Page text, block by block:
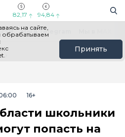
82,17 94,84
на сайте,
обрабатываем
Принять
Мы в Telegram
16+
школьники
попасть на